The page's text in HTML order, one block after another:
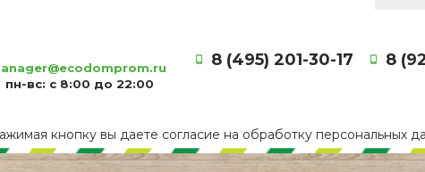
пн-вс: с 8:00 до 22:00
8 (495) 201-30-17 8
кнопку вы даете согласие на обработку персональных